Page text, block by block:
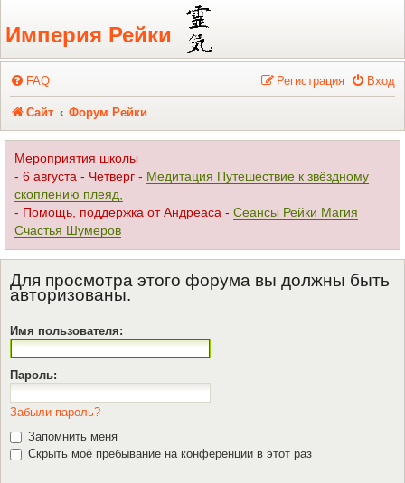
Регистрация
Империя Рейки
FAQ Вход
Регистрация
Сайт Форум Рейки
Мероприятия школы
- 6 августа - Четверг - Медитация Путешествие к звёздному
скоплению плеяд,
- Помощь, поддержка от Андреаса - Сеансы Рейки Магия
Счастья Шумеров
Для просмотра этого форума вы должны быть
авторизованы.
Имя пользователя:
Пароль:
Забыли пароль?
Запомнить меня
Скрыть моё пребывание на конференции в этот раз